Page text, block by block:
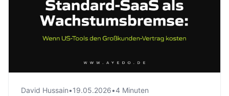
David Hussain•19.05.2026•4 Minuten